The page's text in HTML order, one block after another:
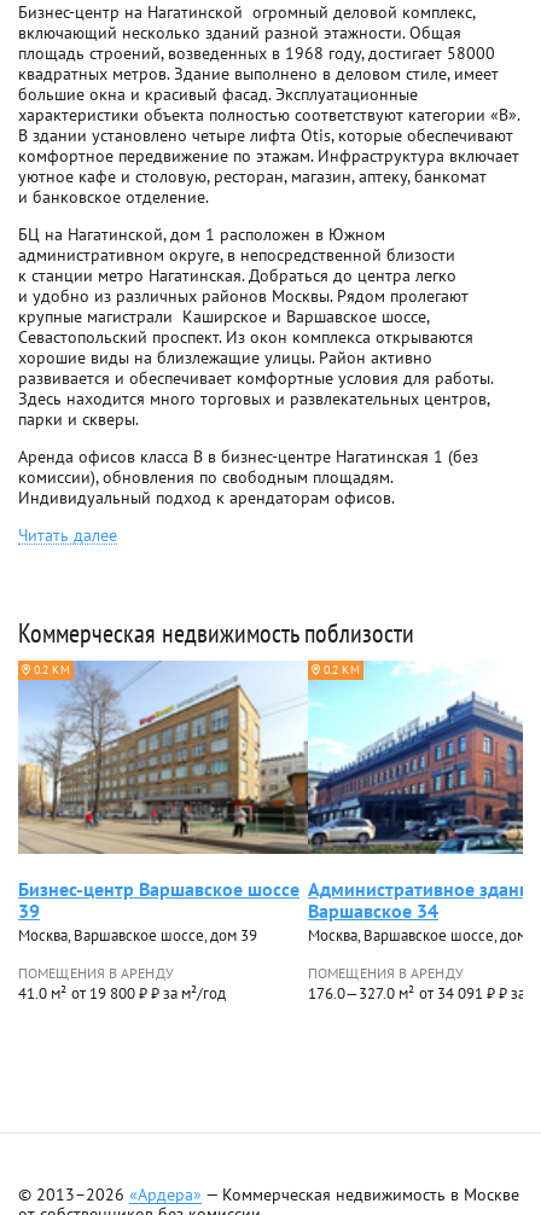
Бизнес-центр на Нагатинской  огромный деловой комплекс,
включающий несколько зданий разной этажности. Общая
площадь строений, возведенных в 1968 году, достигает 58000
квадратных метров. Здание выполнено в деловом стиле, имеет
большие окна и красивый фасад. Эксплуатационные
характеристики объекта полностью соответствуют категории «В».
В здании установлено четыре лифта Otis, которые обеспечивают
комфортное передвижение по этажам. Инфраструктура включает
уютное кафе и столовую, ресторан, магазин, аптеку, банкомат
и банковское отделение.
БЦ на Нагатинской, дом 1 расположен в Южном
административном округе, в непосредственной близости
к станции метро Нагатинская. Добраться до центра легко
и удобно из различных районов Москвы. Рядом пролегают
крупные магистрали  Каширское и Варшавское шоссе,
Севастопольский проспект. Из окон комплекса открываются
хорошие виды на близлежащие улицы. Район активно
развивается и обеспечивает комфортные условия для работы.
Здесь находится много торговых и развлекательных центров,
парки и скверы.
Аренда офисов класса B в бизнес-центре Нагатинская 1 (без
комиссии), обновления по свободным площадям.
Индивидуальный подход к арендаторам офисов.
Читать далее
Коммерческая недвижимость поблизости
0.2 КМ
Бизнес-центр Варшавское шоссе
39
Москва, Варшавское шоссе, дом 39
ПОМЕЩЕНИЯ В АРЕНДУ
41.0 м² от 19 800 ₽ ₽ за м²/год
0.2 КМ
Административное здание
Варшавское 34
Москва, Варшавское шоссе, дом
ПОМЕЩЕНИЯ В АРЕНДУ
176.0—327.0 м² от 34 091 ₽ ₽ за
© 2013–2026 «Ардера» — Коммерческая недвижимость в Москве